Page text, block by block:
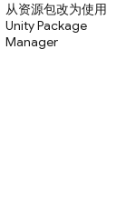
从资源包改为使用
Unity Package
Manager